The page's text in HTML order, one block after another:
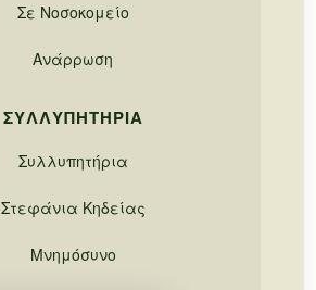
Σε Νοσοκομείο
Ανάρρωση
ΣΥΛΛΥΠΗΤΉΡΙΑ
Συλλυπητήρια
Στεφάνια Κηδείας
Μνημόσυνο